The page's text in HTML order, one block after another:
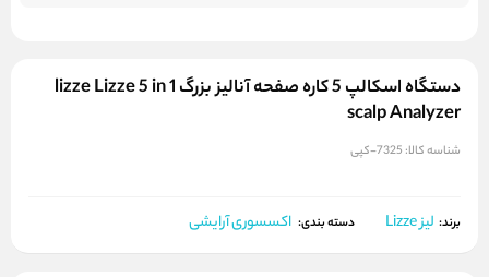
دستگاه اسکالپ 5 کاره صفحه آنالیز بزرگ lizze Lizze 5 in 1
scalp Analyzer
شناسه کالا: 7325-کپی
برند: لیز Lizze دسته بندی: اکسسوری آرایشی